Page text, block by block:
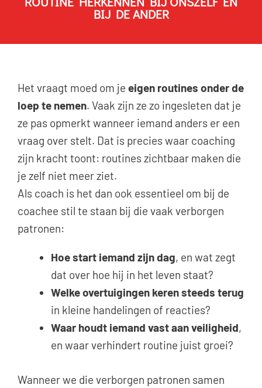
BIJ DE ANDER
Het vraagt moed om je eigen routines onder de
loep te nemen. Vaak zijn ze zo ingesleten dat je
ze pas opmerkt wanneer iemand anders er een
vraag over stelt. Dat is precies waar coaching
zijn kracht toont: routines zichtbaar maken die
je zelf niet meer ziet.
Als coach is het dan ook essentieel om bij de
coachee stil te staan bij die vaak verborgen
patronen:
Hoe start iemand zijn dag, en wat zegt
dat over hoe hij in het leven staat?
Welke overtuigingen keren steeds terug
in kleine handelingen of reacties?
Waar houdt iemand vast aan veiligheid,
en waar verhindert routine juist groei?
Wanneer we die verborgen patronen samen